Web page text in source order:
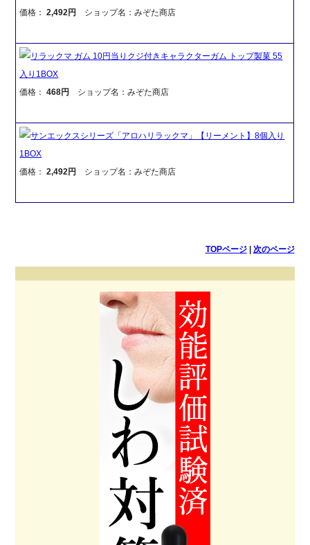
価格：2,492円 ショップ名：みぞた商店
リラックマ ガム 10円当りクジ付きキャラクターガム トップ製菓 55
入り1BOX
価格：468円 ショップ名：みぞた商店
サンエックスシリーズ「アロハリラックマ」【リーメント】8個入り
1BOX
価格：2,492円 ショップ名：みぞた商店
TOPページ| 次のページ